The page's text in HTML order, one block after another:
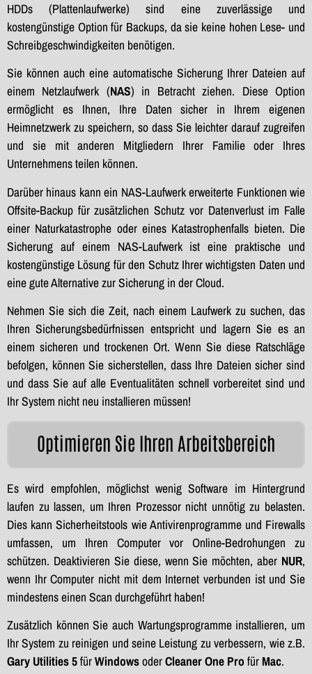
HDDs (Plattenlaufwerke) sind eine zuverlässige und
kostengünstige Option für Backups, da sie keine hohen Lese- und
Schreibgeschwindigkeiten benötigen.
Sie können auch eine automatische Sicherung Ihrer Dateien auf
einem Netzlaufwerk (NAS) in Betracht ziehen. Diese Option
ermöglicht es Ihnen, Ihre Daten sicher in Ihrem eigenen
Heimnetzwerk zu speichern, so dass Sie leichter darauf zugreifen
und sie mit anderen Mitgliedern Ihrer Familie oder Ihres
Unternehmens teilen können.
Darüber hinaus kann ein NAS-Laufwerk erweiterte Funktionen wie
Offsite-Backup für zusätzlichen Schutz vor Datenverlust im Falle
einer Naturkatastrophe oder eines Katastrophenfalls bieten. Die
Sicherung auf einem NAS-Laufwerk ist eine praktische und
kostengünstige Lösung für den Schutz Ihrer wichtigsten Daten und
eine gute Alternative zur Sicherung in der Cloud.
Nehmen Sie sich die Zeit, nach einem Laufwerk zu suchen, das
Ihren Sicherungsbedürfnissen entspricht und lagern Sie es an
einem sicheren und trockenen Ort. Wenn Sie diese Ratschläge
befolgen, können Sie sicherstellen, dass Ihre Dateien sicher sind
und dass Sie auf alle Eventualitäten schnell vorbereitet sind und
Ihr System nicht neu installieren müssen!
Optimieren Sie Ihren Arbeitsbereich
Es wird empfohlen, möglichst wenig Software im Hintergrund
laufen zu lassen, um Ihren Prozessor nicht unnötig zu belasten.
Dies kann Sicherheitstools wie Antivirenprogramme und Firewalls
umfassen, um Ihren Computer vor Online-Bedrohungen zu
schützen. Deaktivieren Sie diese, wenn Sie möchten, aber NUR,
wenn Ihr Computer nicht mit dem Internet verbunden ist und Sie
mindestens einen Scan durchgeführt haben!
Zusätzlich können Sie auch Wartungsprogramme installieren, um
Ihr System zu reinigen und seine Leistung zu verbessern, wie z.B.
Gary Utilities 5fürWindowsoderCleaner One Pro für Mac.